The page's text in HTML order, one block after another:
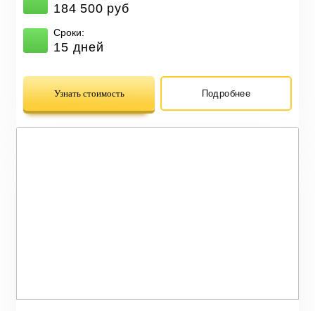
184 500 руб
Сроки:
15 дней
Узнать стоимость Подробнее